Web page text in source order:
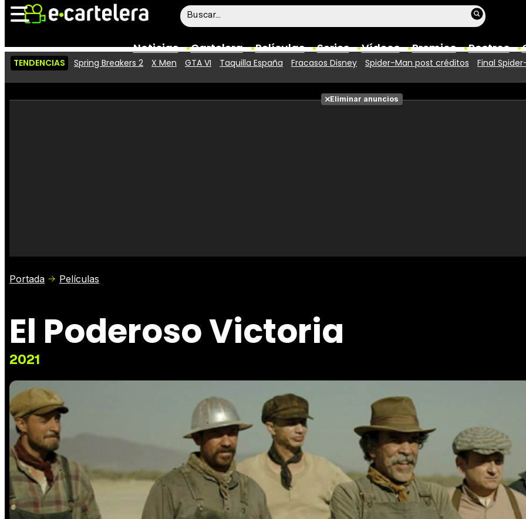
Noticias Cartelera Películas Series Vídeos Premios Rostros
Vídeos
Taquilla
Fotos
TENDENCIAS Spring Breakers 2 X Men GTA VI Taquilla España Fracasos Disney Spider-Man post créditos Final
Eliminar anuncios
Portada Películas
El Poderoso Victoria
2021